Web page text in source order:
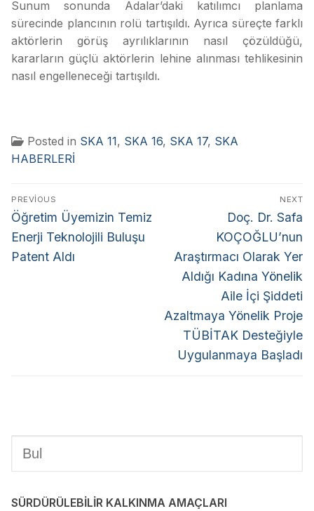
Sunum sonunda Adalar’daki katılımcı planlama
sürecinde plancının rolü tartışıldı. Ayrıca süreçte farklı
aktörlerin görüş ayrılıklarının nasıl çözüldüğü,
kararların güçlü aktörlerin lehine alınması tehlikesinin
nasıl engelleneceği tartışıldı.
Posted in SKA 11, SKA 16, SKA 17, SKA
HABERLERİ
PREVIOUS
Öğretim Üyemizin Temiz
Enerji Teknolojili Buluşu
Patent Aldı
NEXT
Doç. Dr. Safa
KOÇOĞLU’nun
Araştırmacı Olarak Yer
Aldığı Kadına Yönelik
Aile İçi Şiddeti
Azaltmaya Yönelik Proje
TÜBİTAK Desteğiyle
Uygulanmaya Başladı
SÜRDÜRÜLEBİLİR KALKINMA AMAÇLARI